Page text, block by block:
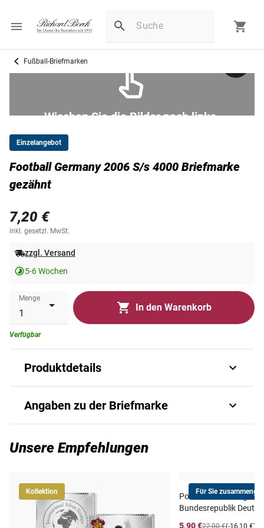
Fußball-Briefmarken
Wischen Sie die Bilder nach links.
Einzelangebot
Football Germany 2006 S/s 4000 Briefmarke
gezähnt
7,20 €
inkl. gesetzl. MwSt.
zzgl. Versand
5-6 Wochen
Menge
In den Warenkorb
Verfügbar
Produktdetails
bl 496
Angaben zu der Briefmarke
Ausgabeland
GUINEA-BISSAU (Guiné-
Bissau)
Unsere Empfehlungen
Kollektion Für Sie
Postfrischer Jahrgang
Bundesrepublik
5,90 €
(-16,10 €)
22,00 €